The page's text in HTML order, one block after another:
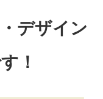
デザイン
！